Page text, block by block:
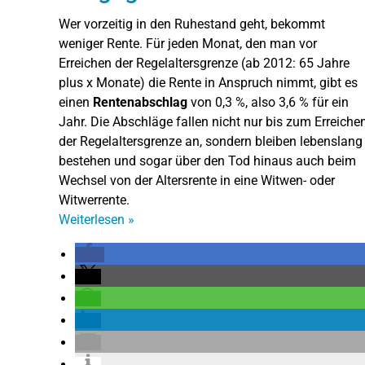
Wer vorzeitig in den Ruhestand geht, bekommt
weniger Rente. Für jeden Monat, den man vor
Erreichen der Regelaltersgrenze (ab 2012: 65 Jahre
plus x Monate) die Rente in Anspruch nimmt, gibt es
einen Rentenabschlag von 0,3 %, also 3,6 % für ein
Jahr. Die Abschläge fallen nicht nur bis zum
der Regelaltersgrenze an, sondern bleiben lebenslang
bestehen und sogar über den Tod hinaus auch beim
Wechsel von der Altersrente in eine Witwen- oder
Witwerrente.
Weiterlesen »